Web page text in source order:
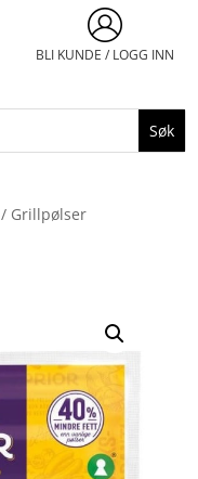
BLI KUNDE / LOGG INN
/ Grillpølser